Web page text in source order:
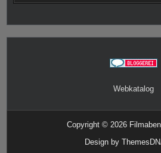
Webkatalog
Copyright © 2026
Design by